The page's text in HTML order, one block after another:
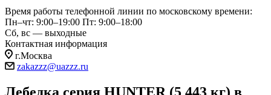
Время работы телефонной линии по московскому времени:
Пн–чт: 9:00–19:00 Пт: 9:00–18:00
Сб, вс — выходные
Контактная информация
г.Москва
zakazzz@uazzz.ru